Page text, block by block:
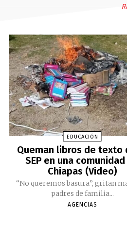
EDUCACIÓN
Queman libros de texto
SEP en una
Chiapas (Video)
“No queremos basura”, gritan
padres de familia...
AGENCIAS